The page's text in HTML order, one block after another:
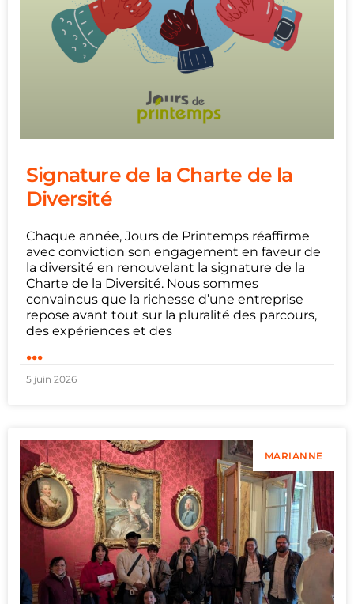
Signature de la Charte de la
Diversité
Chaque année, Jours de Printemps réaffirme
avec conviction son engagement en faveur de
la diversité en renouvelant la signature de la
Charte de la Diversité. Nous sommes
convaincus que la richesse d’une entreprise
repose avant tout sur la pluralité des parcours,
des expériences et des
...
5 juin 2026
MARIANNE